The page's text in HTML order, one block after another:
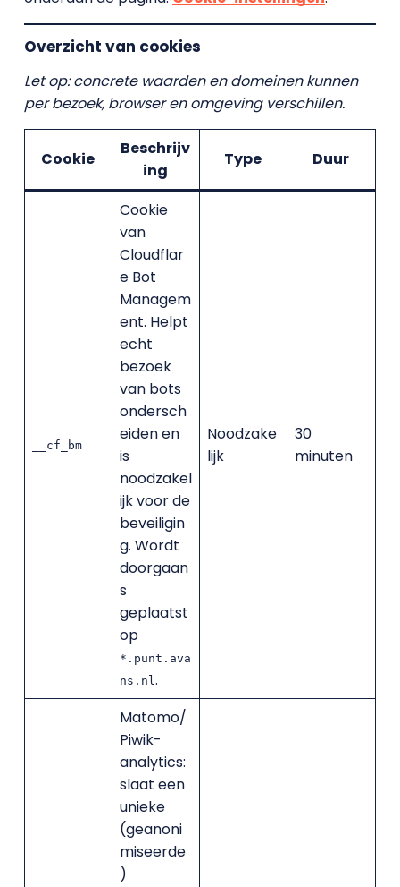
Overzicht van cookies
Let op: concrete waarden en domeinen kunnen
per bezoek, browser en omgeving verschillen.
Cookie
Beschrijv
ing
Type Duur
__cf_bm
Cookie
van
Cloudflar
e Bot
Managem
ent. Helpt
echt
bezoek
van bots
ondersch
eiden en
is
noodzakel
ijk voor de
beveiligin
g. Wordt
doorgaan
s
geplaatst
op
*.punt.ava
ns.nl.
Noodzake
lijk
30
minuten
Matomo/
Piwik-
analytics:
slaat een
unieke
(geanoni
miseerde
)